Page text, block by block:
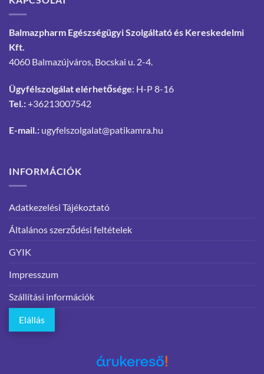
Balmazpharm Egészségügyi Szolgáltató és Kereskedelmi
Kft.
4060 Balmazújváros, Bocskai u. 2-4.
Ügyfélszolgálat elérhetősége: H-P 8-16
Tel.:+36213007542
E-mail.: ugyfelszolgalat@patikamra.hu
INFORMÁCIÓK
Adatkezelési Tájékoztató
Általános szerződési feltételek
GYIK
Impresszum
Szállítási információk
Elállás